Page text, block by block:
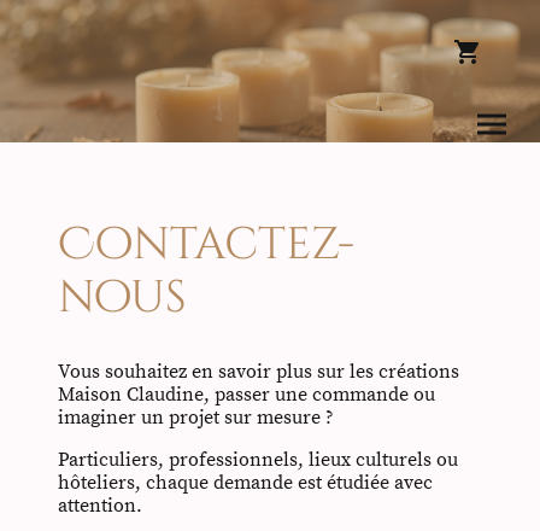
Contactez-
nous
Vous souhaitez en savoir plus sur les créations
Maison Claudine, passer une commande ou
imaginer un projet sur mesure ?
Particuliers, professionnels, lieux culturels ou
hôteliers, chaque demande est étudiée avec
attention.